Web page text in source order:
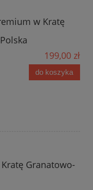
w Kratę
199,00 zł
do koszyka
Granatowo-